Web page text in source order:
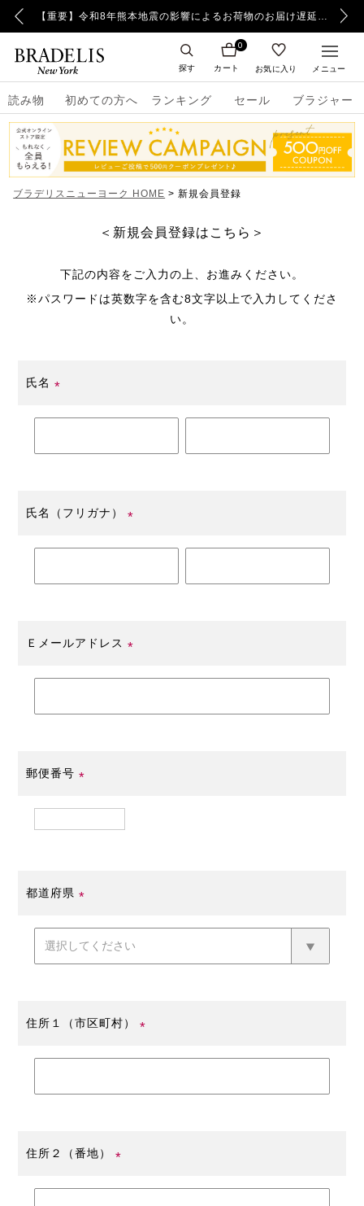
【重要】令和8年熊本地震の影響によるお荷物のお届け遅延について
読み物 初めての方へ ランキング セール ブラジャー
カート
0
お気に入り
探す メニュー
ブラデリスニューヨーク HOME 新規会員登録
＜新規会員登録はこちら＞
下記の内容をご入力の上、お進みください。
※パスワードは英数字を含む8文字以上で入力してくださ
い。
氏名
氏名（フリガナ）
Ｅメールアドレス
郵便番号
都道府県
須)
住所１（市区町村）
住所２（番地）